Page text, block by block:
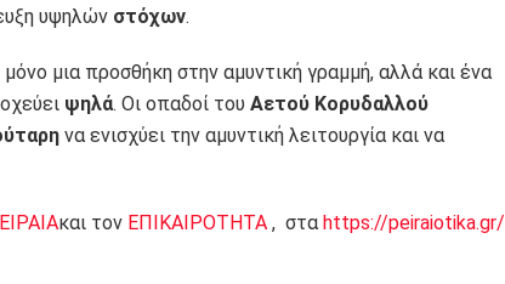
υψηλών στόχων.
μόνο μια προσθήκη στην αμυντική γραμμή, αλλά και ένα
ψηλά. Οι οπαδοί του Αετού Κορυδαλλού
να ενισχύει την αμυντική λειτουργία και να
και τον ΕΠΙΚΑΙΡΟΤΗΤΑ , στα https://peiraiotika.gr/